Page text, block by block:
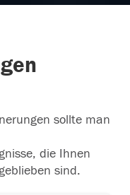
und lieben dich ♡
sollte man
die Ihnen
sind.